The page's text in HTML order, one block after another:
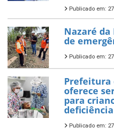
Publicado em:
Nazaré
de
Publicado em:
Prefeitura
oferece
para
deficiência
Publicado em: